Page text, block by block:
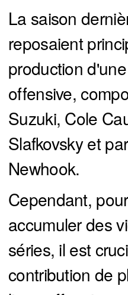
La saison
reposaient
production
offensive,
Suzuki, Cole
Slafkovsky et
Newhook.
Cependant,
accumuler des
séries, il est
contribution de